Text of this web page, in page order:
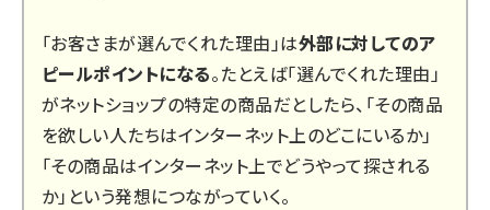
「お客さまが選んでくれた理由」は外部に対してのア
ピールポイントになる。たとえば「選んでくれた理由」
がネットショップの特定の商品だとしたら、「その商品
を欲しい人たちはインターネット上のどこにいるか」
「その商品はインターネット上でどうやって探される
か」という発想につながっていく。